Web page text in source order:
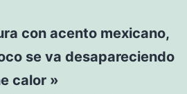
con acento mexicano,
se va desapareciendo
calor »